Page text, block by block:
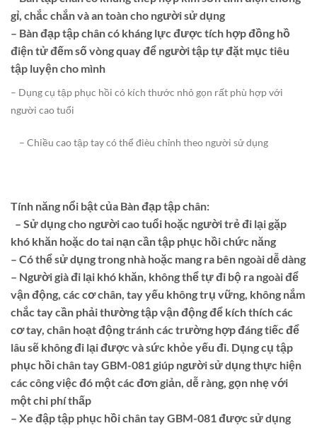
gỉ, chắc chắn và an toàn cho người sử dụng
– Bàn đạp tập chân có kháng lực được tích hợp đồng hồ
điện tử đếm số vòng quay để người tập tự đặt mục tiêu
tập luyện cho mình
– Dụng cụ tập phục hồi có kích thước nhỏ gọn rất phù hợp với
người cao tuổi
– Chiều cao tập tay có thể đièu chỉnh theo người sử dụng
Tính năng nổi bật của Bàn đạp tập chân:
– Sử dụng cho người cao tuổi hoặc người trẻ đi lại gặp
khó khăn hoặc do tai nạn cần tập phục hồi chức năng
– Có thể sử dụng trong nhà hoặc mang ra bên ngoài dễ dàng
– Người già đi lại khó khăn, không thể tự đi bộ ra ngoài để
vận động, các cơ chân, tay yếu không trụ vững, không nắm
chắc tay cần phải thường tập vận động để kích thích các
cơ tay, chân hoạt động tránh các trường hợp đáng tiếc để
lâu sẽ không đi lại được và sức khỏe yếu đi. Dụng cụ tập
phục hồi chân tay GBM-081 giúp người sử dụng thực hiện
các công việc đó một các đơn giản, dễ ràng, gọn nhẹ với
một chi phí thấp
– Xe đập tập phục hồi chân tay GBM-081 được sử dụng